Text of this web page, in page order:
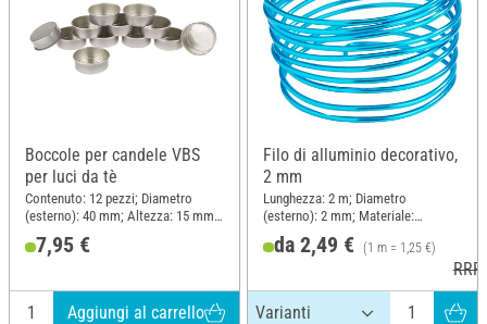
Boccole per candele VBS
per luci da tè
Contenuto: 12 pezzi; Diametro
(esterno): 40 mm; Altezza: 15 mm;
Materiale: Metallo
7,95 €
Aggiungi al carrello
Filo di alluminio decorativo,
2 mm
Lunghezza: 2 m; Diametro
(esterno): 2 mm; Materiale:
Alluminio
da 2,49 € (1 m = 1,25 €)